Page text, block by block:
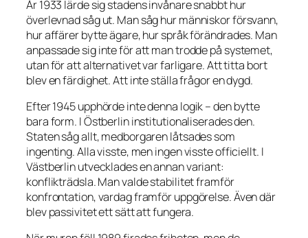
År 1933 lärde sig stadens invånare snabbt hur
överlevnad såg ut. Man såg hur människor försvann,
hur affärer bytte ägare, hur språk förändrades. Man
anpassade sig inte för att man trodde på systemet,
utan för att alternativet var farligare. Att titta bort
blev en färdighet. Att inte ställa frågor en dygd.
Efter 1945 upphörde inte denna logik – den bytte
bara form. I Östberlin institutionaliserades den.
Staten såg allt, medborgaren låtsades som
ingenting. Alla visste, men ingen visste officiellt. I
Västberlin utvecklades en annan variant:
konflikträdsla. Man valde stabilitet framför
konfrontation, vardag framför uppgörelse. Även där
blev passivitet ett sätt att fungera.